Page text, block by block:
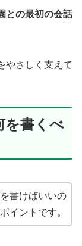
との最初の会話
やさしく支えて
を書くべ
書けばいいの
イントです。